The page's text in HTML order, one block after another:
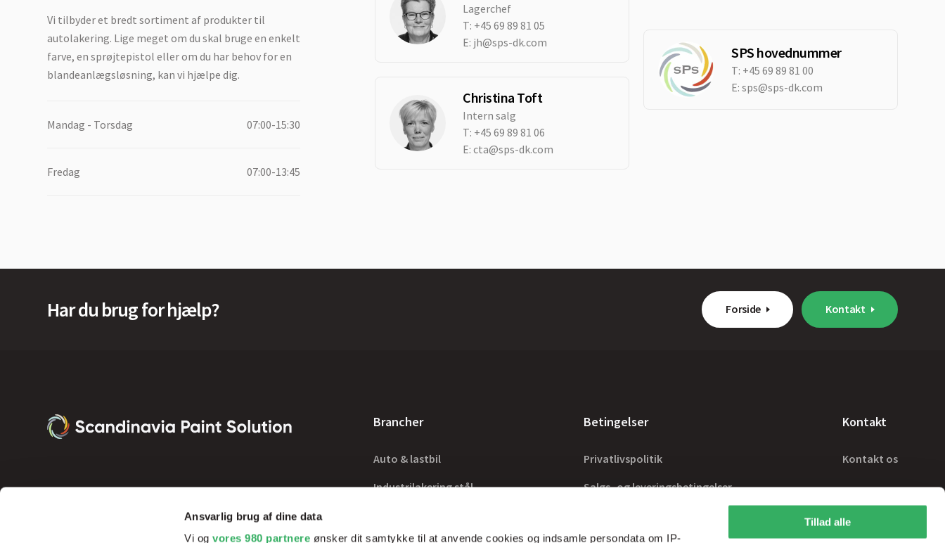
Ansvarlig brug af dine data
Vi ogvores 980 partnere ønsker dit samtykke til at anvende cookies og indsamle persondata om IP-
Tillad alle
Vi tilbyder et bredt sortiment af produkter til
autolakering. Lige meget om du skal bruge en enkelt
farve, en sprøjtepistol eller om du har behov for en
blandeanlægsløsning, kan vi hjælpe dig.
Mandag - Torsdag 07:00-15:30
Fredag 07:00-13:45
Lagerchef
T: +45 69 89 81 05
E: jh@sps-dk.com
Christina Toft
Intern salg
T: +45 69 89 81 06
E:cta@sps-dk.com
SPS hovednummer
T: +45 69 89 81 00
E: sps@sps-dk.com
Har du brug for hjælp? Forside Kontakt
Brancher
Auto & lastbil
Industrilakering stål
Betingelser
Privatlivspolitik
Salgs- og leveringsbetingelser
Kontakt
Kontakt os